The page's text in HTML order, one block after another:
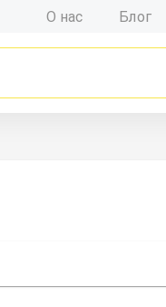
О нас Блог